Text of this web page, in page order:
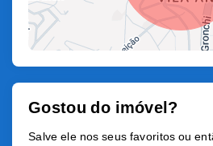
Gostou do imóvel?
Salve ele nos seus favoritos ou